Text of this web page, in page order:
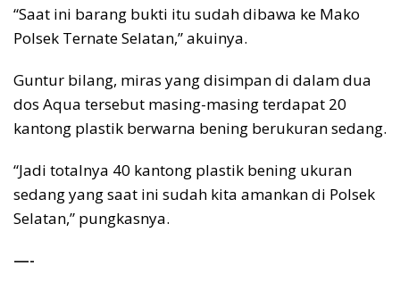
“Saat ini barang bukti itu sudah dibawa ke Mako
Polsek Ternate Selatan,” akuinya.
Guntur bilang, miras yang disimpan di dalam dua
dos Aqua tersebut masing-masing terdapat 20
kantong plastik berwarna bening berukuran sedang.
“Jadi totalnya 40 kantong plastik bening ukuran
sedang yang saat ini sudah kita amankan di Polsek
Selatan,” pungkasnya.
—-